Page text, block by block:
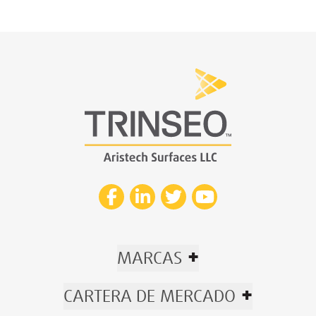
MARCAS +
CARTERA DE MERCADO +